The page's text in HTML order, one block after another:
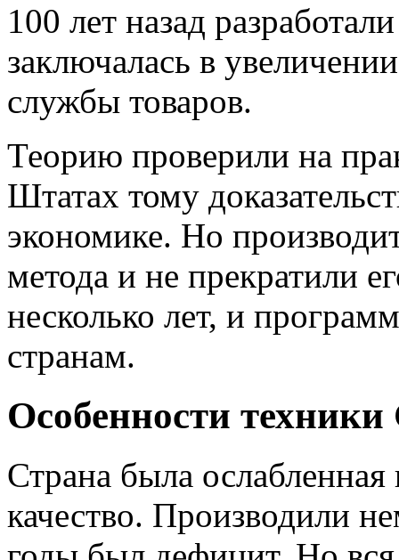
100 лет назад
заключалась в
службы товаров.
Теорию проверили на
Штатах тому
экономике. Но
метода и не прекратили
несколько лет, и
странам.
Особенности
Страна была ослабленная
качество. Производили